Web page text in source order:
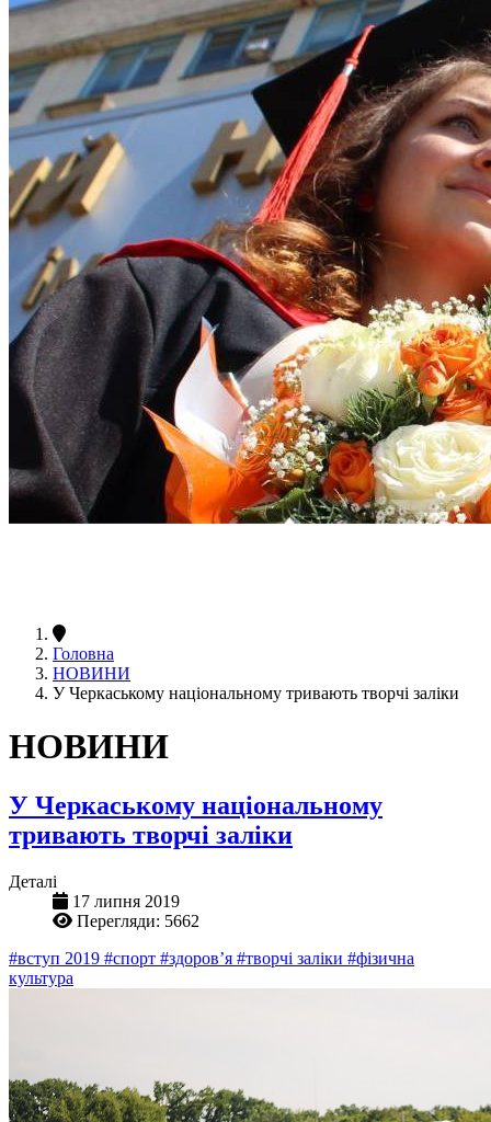
Головна
НОВИНИ
У Черкаському національному тривають творчі заліки
НОВИНИ
У Черкаському національному
тривають творчі заліки
Деталі
17 липня 2019
Перегляди: 5662
#вступ 2019 #спорт #здоров’я #творчі заліки #фізична
культура